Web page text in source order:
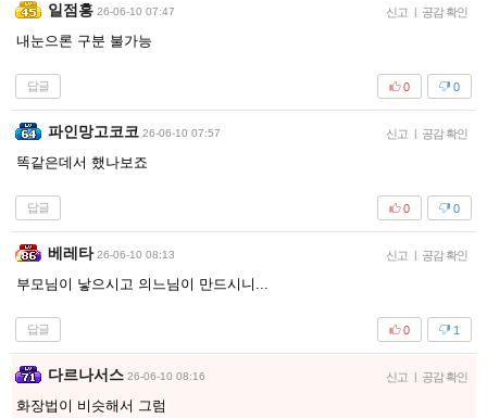
일점홍 26-06-10 07:47 신고 | 공감 확인
내눈으론 구분 불가능
답글 0
0
파인망고코코 26-06-10 07:57 신고 | 공감 확인
똑같은데서 했나보죠
답글 0
0
베레타 26-06-10 08:13 신고 | 공감 확인
부모님이 낳으시고 의느님이 만드시니...
답글 1
0
다르나서스 26-06-10 08:16 신고 | 공감 확인
화장법이 비슷해서 그럼